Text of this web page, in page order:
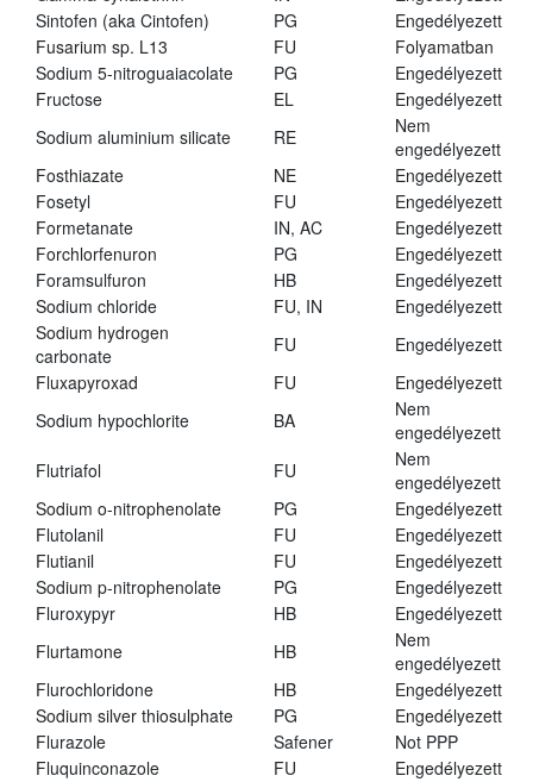
Sintofen (aka Cintofen)
PG
Engedélyezett
Fusarium sp. L13
FU
Folyamatban
Sodium 5-nitroguaiacolate
PG
Engedélyezett
Fructose
EL
Engedélyezett
Sodium aluminium silicate
RE
Nem
engedélyezett
Fosthiazate
NE
Engedélyezett
Fosetyl
FU
Engedélyezett
Formetanate
IN, AC
Engedélyezett
Forchlorfenuron
PG
Engedélyezett
Foramsulfuron
HB
Engedélyezett
Sodium chloride
FU, IN
Engedélyezett
Sodium hydrogen
carbonate
FU
Engedélyezett
Fluxapyroxad
FU
Engedélyezett
Sodium hypochlorite
BA
Nem
engedélyezett
Flutriafol
FU
Nem
engedélyezett
Sodium o-nitrophenolate
PG
Engedélyezett
Flutolanil
FU
Engedélyezett
Flutianil
FU
Engedélyezett
Sodium p-nitrophenolate
PG
Engedélyezett
Fluroxypyr
HB
Engedélyezett
Flurtamone
HB
Nem
engedélyezett
Flurochloridone
HB
Engedélyezett
Sodium silver thiosulphate
PG
Engedélyezett
Flurazole
Safener
Not PPP
Fluquinconazole
FU
Engedélyezett